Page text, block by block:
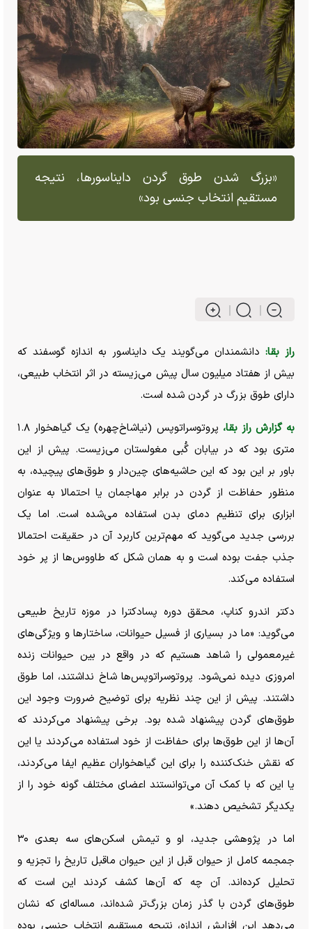
«بزرگ شدن طوق گردن دایناسورها، نتیجه
مستقیم انتخاب جنسی بود»
راز بقا: دانشمندان می‌گویند یک دایناسور به اندازه گوسفند که
بیش از هفتاد میلیون سال پیش می‌زیسته در اثر انتخاب طبیعی،
دارای طوق بزرگ در گردن شده است.
به گزارش راز بقا،
پروتوسراتوپس (نیاشاخ‌چهره) یک گیاهخوار ۱.۸
متری بود که در بیابان گُبی مغولستان می‌زیست. پیش از این
باور بر این بود که این حاشیه‌های چین‌دار و طوق‌های پیچیده، به
منظور حفاظت از گردن در برابر مهاجمان یا احتمالا به عنوان
ابزاری برای تنظیم دمای بدن استفاده می‌شده است. اما یک
بررسی جدید می‌گوید که مهم‌ترین کاربرد آن در حقیقت احتمالا
جذب جفت بوده است و به همان شکل که طاووس‌ها از پر خود
استفاده می‌کند.
دکتر اندرو کناپ، محقق دوره پسادکترا در موزه تاریخ طبیعی
می‌گوید: «ما در بسیاری از فسیل حیوانات، ساختار‌ها و ویژگی‌های
غیرمعمولی را شاهد هستیم که در واقع در بین حیوانات زنده
امروزی دیده نمی‌شود. پروتوسراتوپس‌ها شاخ نداشتند، اما طوق
داشتند. پیش از این چند نظریه برای توضیح ضرورت وجود این
طوق‌های گردن پیشنهاد شده بود. برخی پیشنهاد می‌کردند که
آن‌ها از این طوق‌ها برای حفاظت از خود استفاده می‌کردند یا این
که نقش خنک‌کننده را برای این گیاهخواران عظیم ایفا می‌کردند،
یا این که با کمک آن می‌توانستند اعضای مختلف گونه خود را از
یکدیگر تشخیص دهند.»
اما در پژوهشی جدید، او و تیمش اسکن‌های سه بعدی ۳۰
جمجمه کامل از حیوان قبل از این حیوان ماقبل تاریخ را تجزیه و
تحلیل کرده‌اند. آن چه که آن‌ها کشف کردند این است که
طوق‌های گردن با گذر زمان بزرگ‌تر شده‌اند، مساله‌ای که نشان